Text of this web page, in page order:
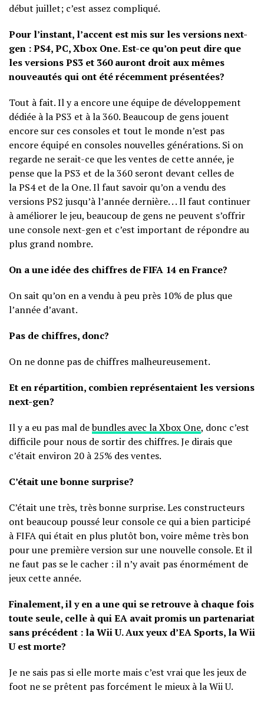
début juillet; c’est assez compliqué.
Pour l’instant, l’accent est mis sur les versions next-
gen : PS4, PC, Xbox One. Est-ce qu’on peut dire que
les versions PS3 et 360 auront droit aux mêmes
nouveautés qui ont été récemment présentées?
Tout à fait. Il y a encore une équipe de développement
dédiée à la PS3 et à la 360. Beaucoup de gens jouent
encore sur ces consoles et tout le monde n’est pas
encore équipé en consoles nouvelles générations. Si on
regarde ne serait-ce que les ventes de cette année, je
pense que la PS3 et de la 360 seront devant celles de
la PS4 et de la One. Il faut savoir qu’on a vendu des
versions PS2 jusqu’à l’année dernière. . . Il faut continuer
à améliorer le jeu, beaucoup de gens ne peuvent s’offrir
une console next-gen et c’est important de répondre au
plus grand nombre.
On a une idée des chiffres de FIFA 14 en France?
On sait qu’on en a vendu à peu près 10% de plus que
l’année d’avant.
Pas de chiffres, donc?
On ne donne pas de chiffres malheureusement.
Et en répartition, combien représentaient les versions
next-gen?
Il y a eu pas mal debundles avec la Xbox One, donc c’est
difficile pour nous de sortir des chiffres. Je dirais que
c’était environ 20 à 25% des ventes.
C’était une bonne surprise?
C’était une très, très bonne surprise. Les constructeurs
ont beaucoup poussé leur console ce qui a bien participé
à FIFA qui était en plus plutôt bon, voire même très bon
pour une première version sur une nouvelle console. Et il
ne faut pas se le cacher : il n’y avait pas énormément de
jeux cette année.
Finalement, il y en a une qui se retrouve à chaque fois
toute seule, celle à qui EA avait promis un partenariat
sans précédent : la Wii U. Aux yeux d’EA Sports, la Wii
U est morte?
Je ne sais pas si elle morte mais c’est vrai que les jeux de
foot ne se prêtent pas forcément le mieux à la Wii U.